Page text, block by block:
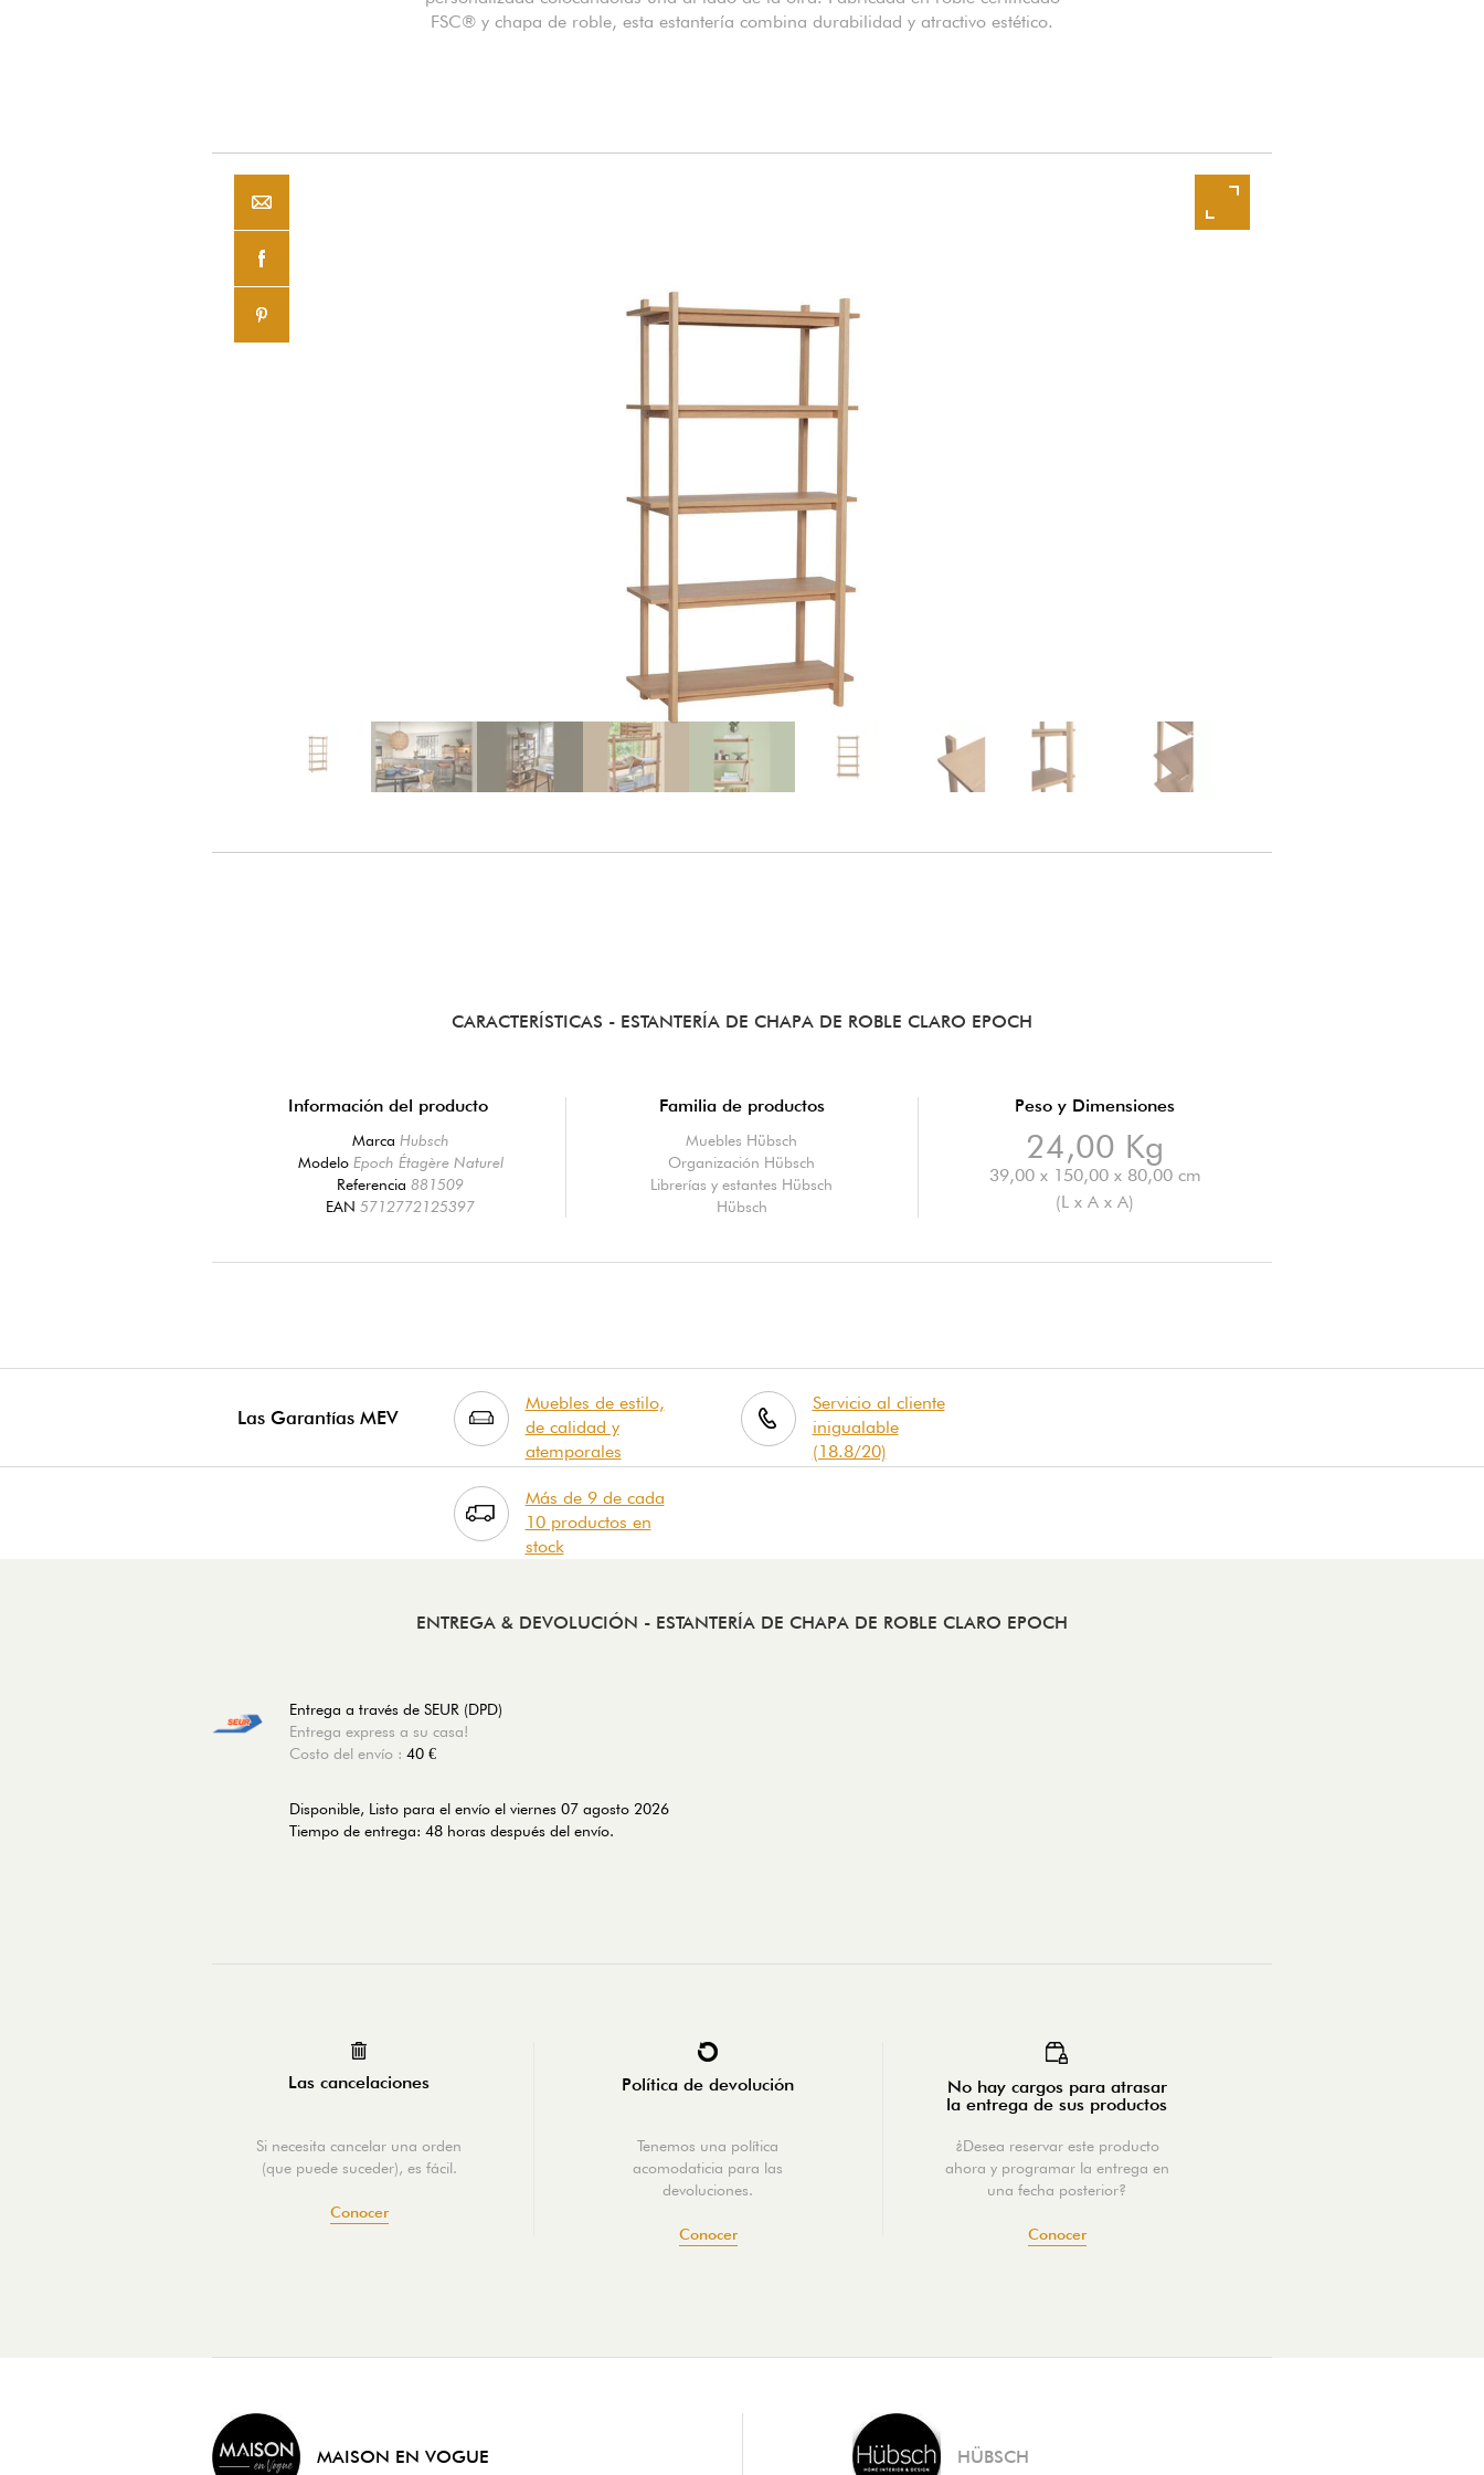
FSC® y chapa de roble, esta estantería combina durabilidad y atractivo estético.
CARACTERÍSTICAS - ESTANTERÍA DE CHAPA DE ROBLE CLARO EPOCH
Información del producto
Marca Hubsch
Modelo Epoch Étagère Naturel
Referencia881509
EAN5712772125397
Familia de productos
Muebles Hübsch
Organización Hübsch
Librerías y estantes Hübsch
Hübsch
Peso y Dimensiones
24,00 Kg
39,00 x 150,00 x 80,00 cm
(L x A x A)
Las Garantías MEV
Muebles de estilo,
de calidad y
atemporales
Servicio al cliente
inigualable
(18.8/20)
Más de 9 de cada
10 productos en
stock
ENTREGA & DEVOLUCIÓN - ESTANTERÍA DE CHAPA DE ROBLE CLARO EPOCH
Entrega a través de SEUR (DPD)
Entrega express a su casa!
Costo del envío : 40 €
Disponible, Listo para el envío el viernes 07 agosto 2026
Tiempo de entrega: 48 horas después del envío.
Las cancelaciones
Si necesita cancelar una orden
(que puede suceder), es fácil.
Conocer
Política de devolución
Tenemos una política
acomodaticia para las
devoluciones.
Conocer
No hay cargos para atrasar
la entrega de sus productos
¿Desea reservar este producto
ahora y programar la entrega en
una fecha posterior?
Conocer
MAISON EN VOGUE HÜBSCH